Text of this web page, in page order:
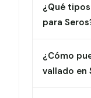
¿Qué
para
¿Cómo
vallado en